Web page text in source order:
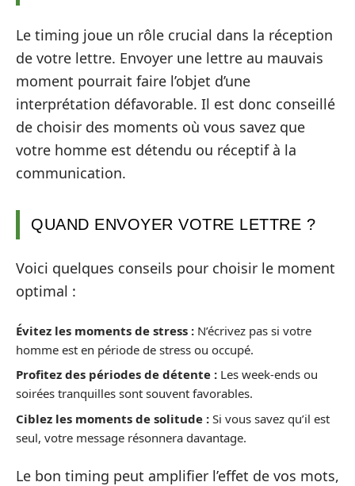
Le timing joue un rôle crucial dans la réception
de votre lettre. Envoyer une lettre au mauvais
moment pourrait faire l’objet d’une
interprétation défavorable. Il est donc conseillé
de choisir des moments où vous savez que
votre homme est détendu ou réceptif à la
communication.
QUAND ENVOYER VOTRE LETTRE ?
Voici quelques conseils pour choisir le moment
optimal :
Évitez les moments de stress : N’écrivez pas si votre
homme est en période de stress ou occupé.
Profitez des périodes de détente : Les week-ends ou
soirées tranquilles sont souvent favorables.
Ciblez les moments de solitude : Si vous savez qu’il est
seul, votre message résonnera davantage.
Le bon timing peut amplifier l’effet de vos mots,